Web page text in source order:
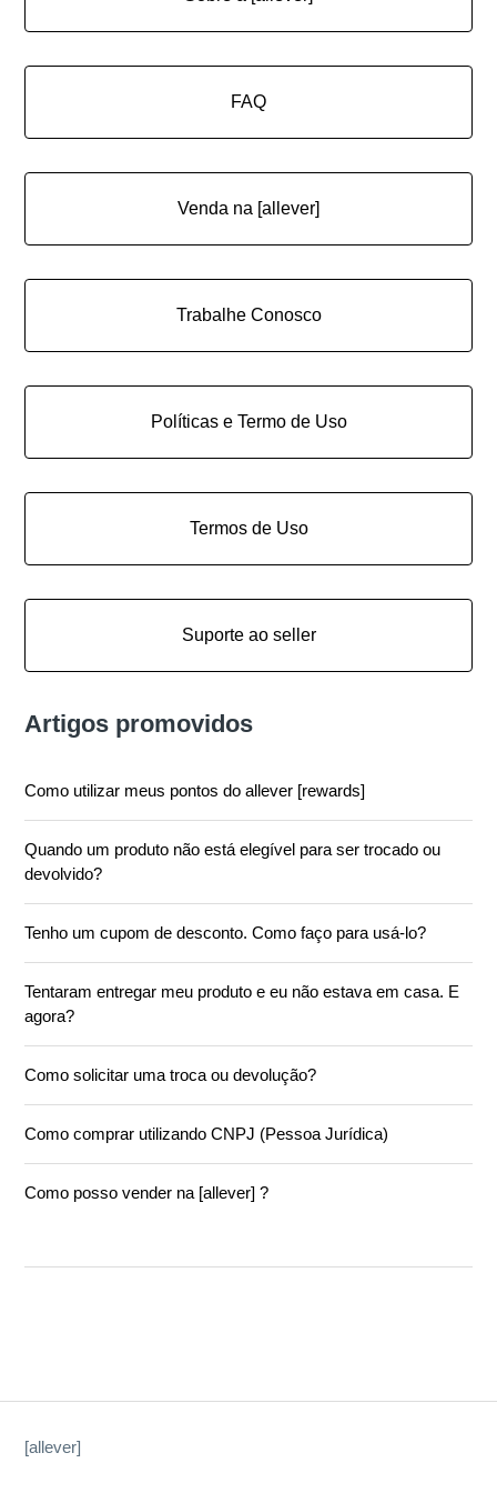
FAQ
Venda na [allever]
Trabalhe Conosco
Políticas e Termo de Uso
Termos de Uso
Suporte ao seller
Artigos promovidos
Como utilizar meus pontos do allever [rewards]
Quando um produto não está elegível para ser trocado ou
devolvido?
Tenho um cupom de desconto. Como faço para usá-lo?
Tentaram entregar meu produto e eu não estava em casa. E
agora?
Como solicitar uma troca ou devolução?
Como comprar utilizando CNPJ (Pessoa Jurídica)
Como posso vender na [allever] ?
[allever]